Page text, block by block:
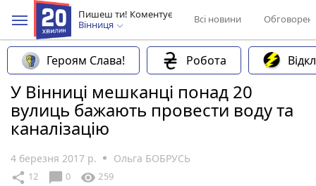
Пишеш ти! Коментує
Вінниця
Всі новини
Героям Слава! Робота
У Вінниці мешканці понад 20
вулиць бажають провести воду та
каналізацію
4 березня 2017 р. Ольга БОБРУСЬ
share 12 chat_bubble 0 visibility 259